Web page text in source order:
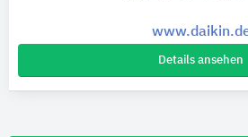
Details ansehen